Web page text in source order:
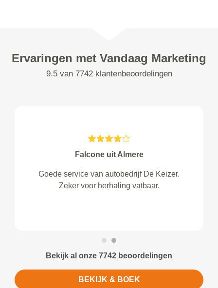
Ervaringen met Vandaag Marketing
9.5 van 7742 klantenbeoordelingen
Falcone uit Almere
Goede service van autobedrijf De Keizer.
Zeker voor herhaling vatbaar.
Bekijk al onze 7742 beoordelingen
BEKIJK & BOEK